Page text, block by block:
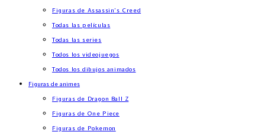
Figuras de Assassin’s Creed
Todas las películas
Todas las series
Todos los videojuegos
Todos los dibujos animados
Figuras de animes
Figuras de Dragon Ball Z
Figuras de One Piece
Figuras de Pokemon